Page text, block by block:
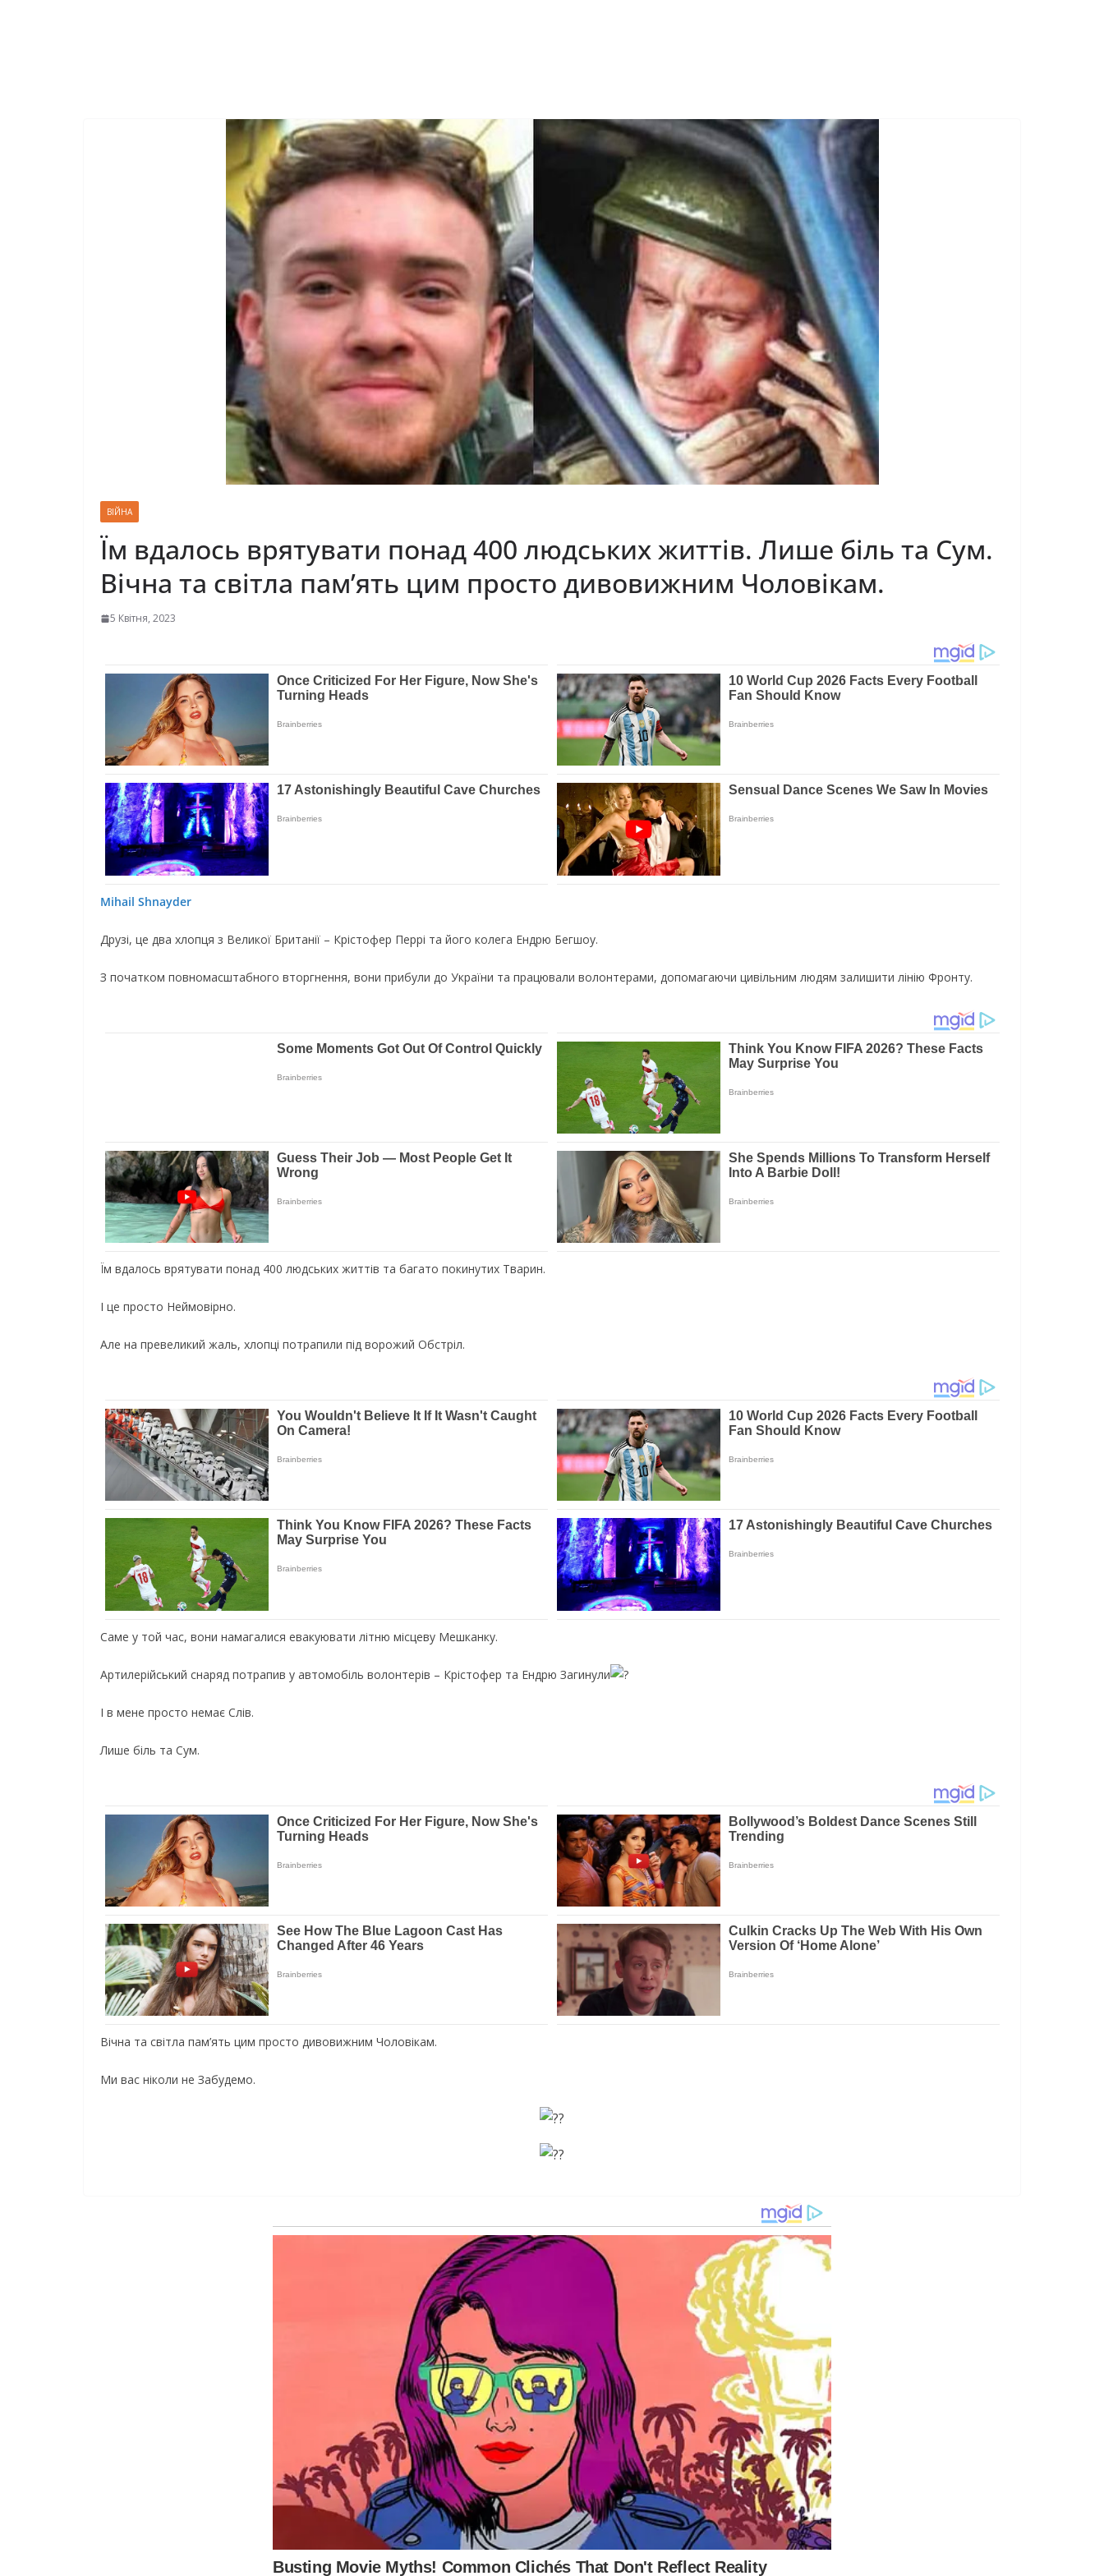
ВІЙНА
Їм вдалось врятувати понад 400 людських життів. Лише біль та Сум.
Вічна та світла пам’ять цим просто дивовижним Чоловікам.
5 Квітня, 2023
Mihail Shnayder
Друзі, це два хлопця з Великої Британії – Крістофер Перрі та його колега Ендрю Бегшоу.
З початком повномасштабного вторгнення, вони прибули до України та працювали волонтерами, допомагаючи цивільним людям залишити лінію Фронту.
Їм вдалось врятувати понад 400 людських життів та багато покинутих Тварин.
І це просто Неймовірно.
Але на превеликий жаль, хлопці потрапили під ворожий Обстріл.
Саме у той час, вони намагалися евакуювати літню місцеву Мешканку.
Артилерійський снаряд потрапив у автомобіль волонтерів – Крістофер та Ендрю Загинули
І в мене просто немає Слів.
Лише біль та Сум.
Вічна та світла пам’ять цим просто дивовижним Чоловікам.
Ми вас ніколи не Забудемо.